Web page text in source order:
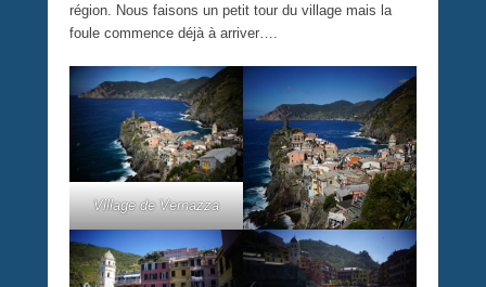
région. Nous faisons un petit tour du village mais la
foule commence déjà à arriver….
Village de Vernazza